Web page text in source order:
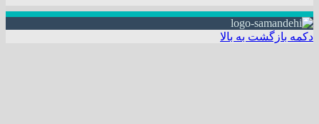
دکمه بازگشت به بالا